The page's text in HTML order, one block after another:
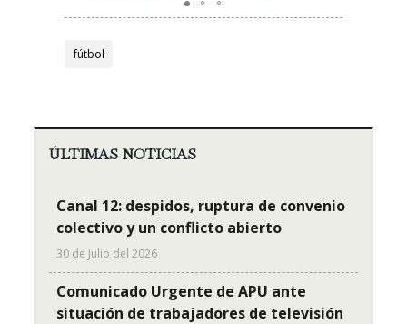
fútbol
ÚLTIMAS NOTICIAS
Canal 12: despidos, ruptura de convenio
colectivo y un conflicto abierto
30 de Julio del 2026
Comunicado Urgente de APU ante
situación de trabajadores de televisión